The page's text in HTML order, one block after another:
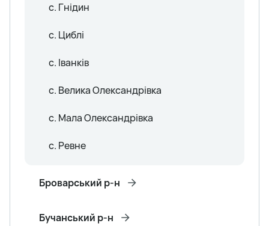
с. Гнідин
с. Циблі
с. Іванків
с. Велика Олександрівка
с. Мала Олександрівка
с. Ревне
Броварський р-н
Бучанський р-н